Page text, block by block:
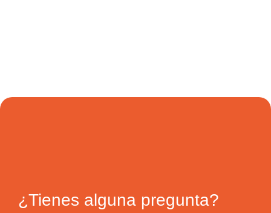
¿Tienes alguna pregunta?